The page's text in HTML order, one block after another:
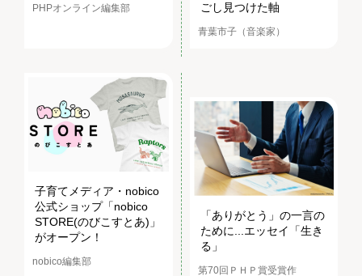
PHPオンライン編集部
ごし見つけた軸
青葉市子（音楽家）
子育てメディア・nobico
公式ショップ「nobico
STORE(のびこすとあ)」
がオープン！
nobico編集部
「ありがとう」の一言の
ために...エッセイ「生き
る」
第70回ＰＨＰ賞受賞作